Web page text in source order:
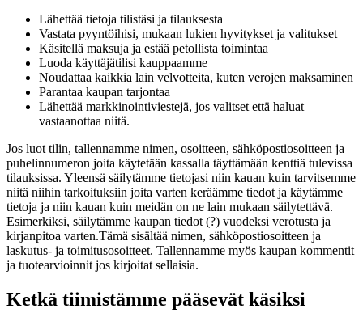
Lähettää tietoja tilistäsi ja tilauksesta
Vastata pyyntöihisi, mukaan lukien hyvitykset ja valitukset
Käsitellä maksuja ja estää petollista toimintaa
Luoda käyttäjätilisi kauppaamme
Noudattaa kaikkia lain velvotteita, kuten verojen maksaminen
Parantaa kaupan tarjontaa
Lähettää markkinointiviestejä, jos valitset että haluat
vastaanottaa niitä.
Jos luot tilin, tallennamme nimen, osoitteen, sähköpostiosoitteen ja
puhelinnumeron joita käytetään kassalla täyttämään kenttiä tulevissa
tilauksissa. Yleensä säilytämme tietojasi niin kauan kuin tarvitsemme
niitä niihin tarkoituksiin joita varten keräämme tiedot ja käytämme
tietoja ja niin kauan kuin meidän on ne lain mukaan säilytettävä.
Esimerkiksi, säilytämme kaupan tiedot (?) vuodeksi verotusta ja
kirjanpitoa varten.Tämä sisältää nimen, sähköpostiosoitteen ja
laskutus- ja toimitusosoitteet. Tallennamme myös kaupan kommentit
ja tuotearvioinnit jos kirjoitat sellaisia.
Ketkä tiimistämme pääsevät käsiksi